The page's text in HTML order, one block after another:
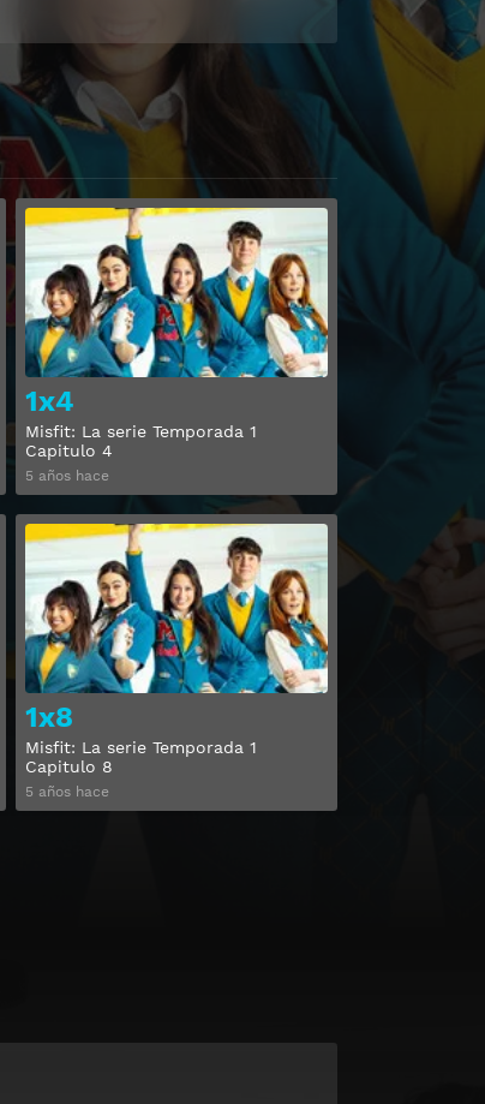
Ver
1x4
Misfit: La serie Temporada 1
Capitulo 4
5 años hace
Ver
1x8
Misfit: La serie Temporada 1
Capitulo 8
5 años hace